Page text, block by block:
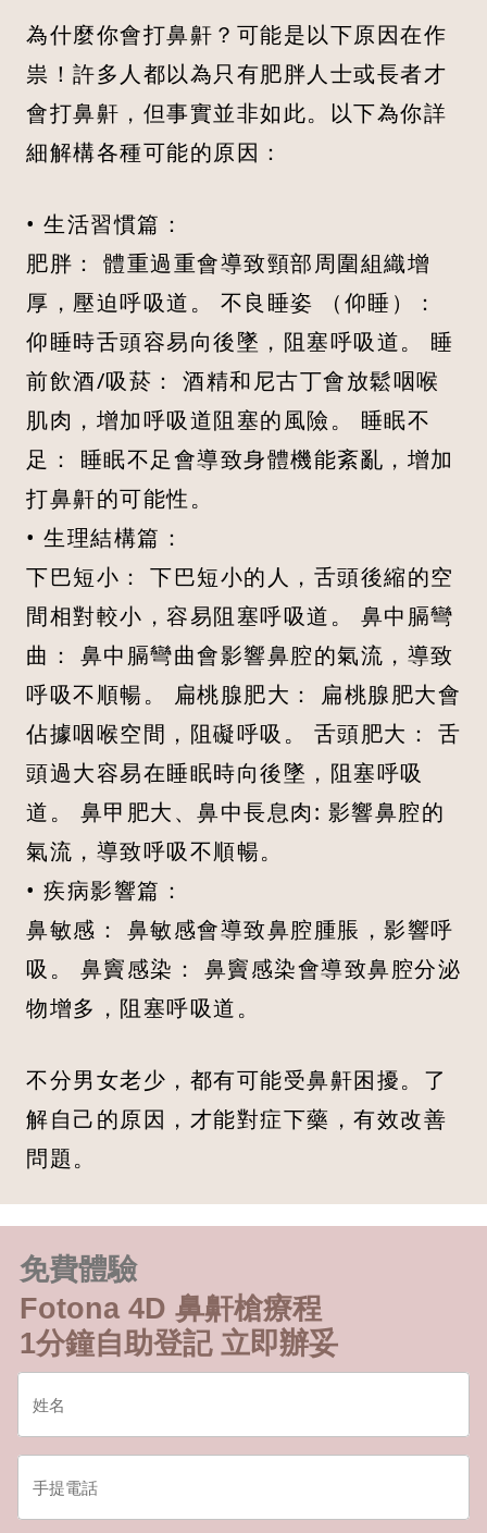
為什麼你會打鼻鼾？可能是以下原因在作
祟！許多人都以為只有肥胖人士或長者才
會打鼻鼾，但事實並非如此。以下為你詳
細解構各種可能的原因：
• 生活習慣篇：
肥胖： 體重過重會導致頸部周圍組織增
厚，壓迫呼吸道。 不良睡姿 （仰睡）：
仰睡時舌頭容易向後墜，阻塞呼吸道。 睡
前飲酒/吸菸： 酒精和尼古丁會放鬆咽喉
肌肉，增加呼吸道阻塞的風險。 睡眠不
足： 睡眠不足會導致身體機能紊亂，增加
打鼻鼾的可能性。
• 生理結構篇：
下巴短小： 下巴短小的人，舌頭後縮的空
間相對較小，容易阻塞呼吸道。 鼻中膈彎
曲： 鼻中膈彎曲會影響鼻腔的氣流，導致
呼吸不順暢。 扁桃腺肥大： 扁桃腺肥大會
佔據咽喉空間，阻礙呼吸。 舌頭肥大： 舌
頭過大容易在睡眠時向後墜，阻塞呼吸
道。 鼻甲肥大、鼻中長息肉: 影響鼻腔的
氣流，導致呼吸不順暢。
• 疾病影響篇：
鼻敏感： 鼻敏感會導致鼻腔腫脹，影響呼
吸。 鼻竇感染： 鼻竇感染會導致鼻腔分泌
物增多，阻塞呼吸道。
不分男女老少，都有可能受鼻鼾困擾。了
解自己的原因，才能對症下藥，有效改善
問題。
免費體驗
Fotona 4D 鼻鼾槍療程
1分鐘自助登記 立即辦妥